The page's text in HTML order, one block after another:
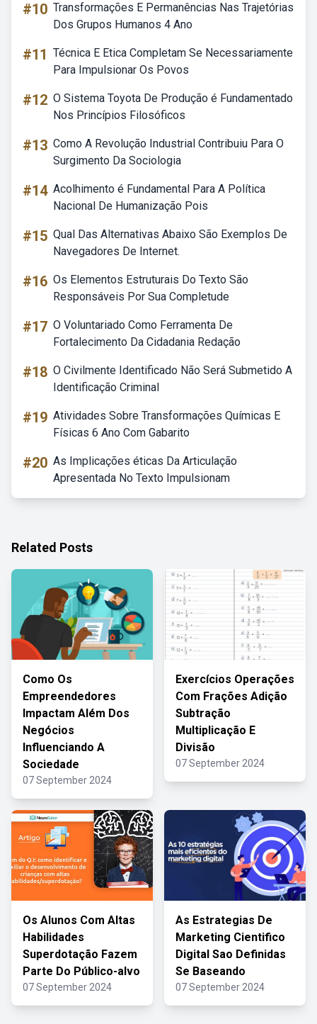
#10 Transformações E Permanências Nas Trajetórias
Dos Grupos Humanos 4 Ano
#11 Técnica E Etica Completam Se Necessariamente
Para Impulsionar Os Povos
#12 O Sistema Toyota De Produção é Fundamentado
Nos Princípios Filosóficos
#13 Como A Revolução Industrial Contribuiu Para O
Surgimento Da Sociologia
#14 Acolhimento é Fundamental Para A Política
Nacional De Humanização Pois
#15 Qual Das Alternativas Abaixo São Exemplos De
Navegadores De Internet.
#16 Os Elementos Estruturais Do Texto São
Responsáveis Por Sua Completude
#17 O Voluntariado Como Ferramenta De
Fortalecimento Da Cidadania Redação
#18 O Civilmente Identificado Não Será Submetido A
Identificação Criminal
#19 Atividades Sobre Transformações Químicas E
Físicas 6 Ano Com Gabarito
#20 As Implicações éticas Da Articulação
Apresentada No Texto Impulsionam
Related Posts
Como Os
Empreendedores
Impactam Além Dos
Negócios
Influenciando A
Sociedade
07 September 2024
Exercícios Operações
Com Frações Adição
Subtração
Multiplicação E
Divisão
07 September 2024
Os Alunos Com Altas
Habilidades
Superdotação Fazem
Parte Do Público-alvo
07 September 2024
As Estrategias De
Marketing Cientifico
Digital Sao Definidas
Se Baseando
07 September 2024